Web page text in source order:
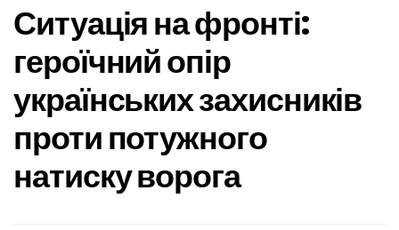
Ситуація на фронті:
героїчний опір
українських захисників
проти потужного
натиску ворога